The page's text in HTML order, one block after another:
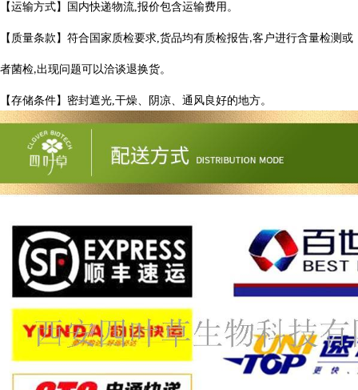
【运输方式】国内快递物流,报价包含运输费用。
【质量条款】符合国家质检要求,货品均有质检报告,客户进行含量检测或
者菌检,出现问题可以洽谈退换货。
【存储条件】密封遮光,干燥、阴凉、通风良好的地方。